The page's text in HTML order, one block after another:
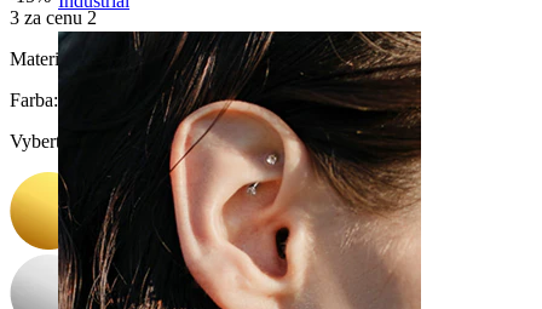
3 za cenu 2
Materiál:
Farba:
Vyberte Farba